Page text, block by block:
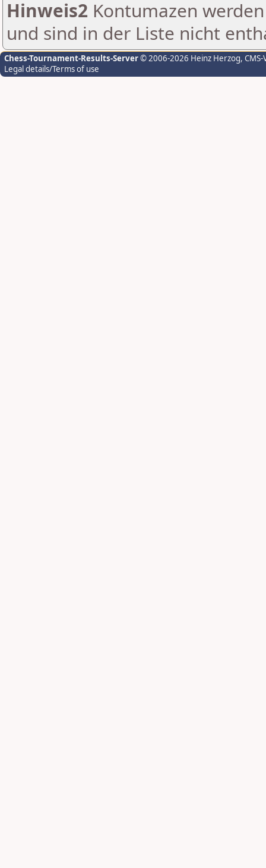
Hinweis2 Kontumazen
und sind in der Liste nicht
Chess-Tournament-Results-Server© 2006-2026 Heinz Herzog,
Legal details/Terms of use